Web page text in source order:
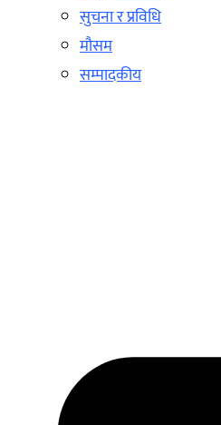
सुचना र प्रविधि
मौसम
सम्पादकीय